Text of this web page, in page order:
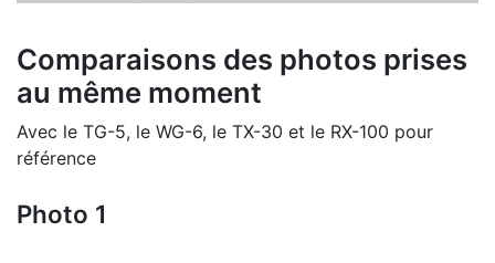
Comparaisons des photos prises
au même moment
Avec le TG-5, le WG-6, le TX-30 et le RX-100 pour
référence
Photo 1